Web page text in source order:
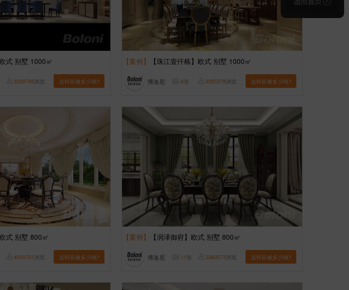
式 别墅 1000㎡
3359795浏览 这样装修多少钱?
【案例】 【珠江壹仟栋】欧式 别墅 1000㎡
博洛尼 6张 3355378浏览 这样装修多少钱?
式 别墅 800㎡
4050701浏览 这样装修多少钱?
【案例】 【润泽御府】欧式 别墅 800㎡
博洛尼 11张 3360073浏览 这样装修多少钱?